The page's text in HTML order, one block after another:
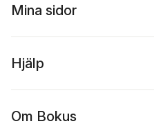
Mina sidor
Hjälp
Om Bokus